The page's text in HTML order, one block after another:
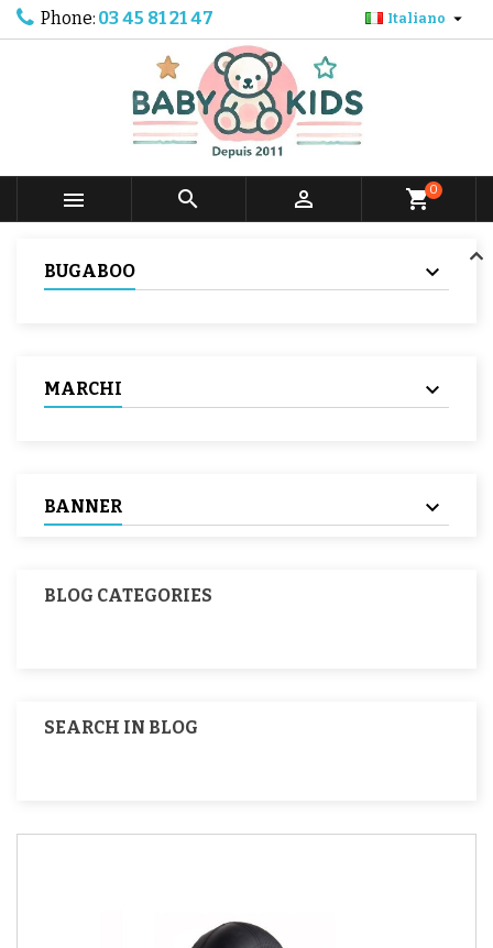
Phone: 03 45 81 21 47 Italiano 
   shopping_cart0
BUGABOO
MARCHI
BANNER
BLOG CATEGORIES
SEARCH IN BLOG